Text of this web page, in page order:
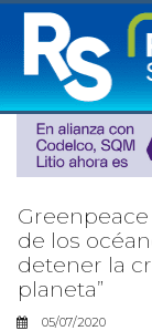
de los
detener la
planeta”
05/07/2020